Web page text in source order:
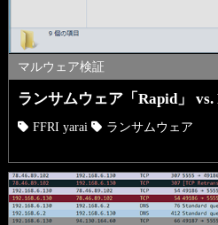
マルウェア検証
ランサムウェア「Rapid」
FFRI yarai ランサムウェア